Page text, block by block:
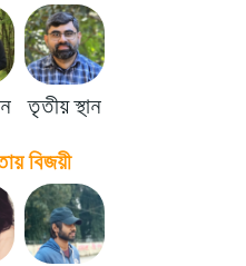
তৃতীয় স্থান
বিজয়ী